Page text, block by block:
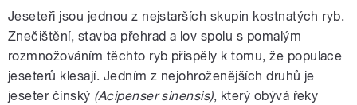
Jeseteři jsou jednou z nejstarších skupin kostnatých ryb.
Znečištění, stavba přehrad a lov spolu s pomalým
rozmnožováním těchto ryb přispěly k tomu, že populace
jeseterů klesají. Jedním z nejohroženějších druhů je
jeseter čínský (Acipenser sinensis), který obývá řeky